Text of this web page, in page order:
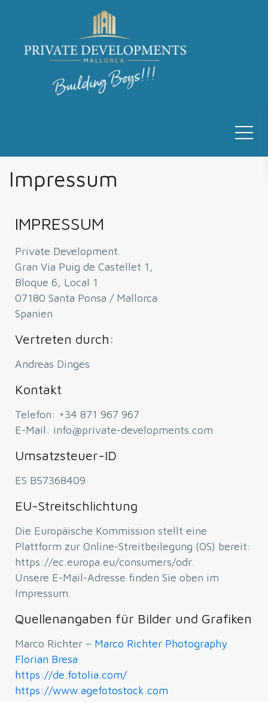
Impressum
IMPRESSUM
Private Development.
Gran Via Puig de Castellet 1,
Bloque 6, Local 1
07180 Santa Ponsa / Mallorca
Spanien
Vertreten durch:
Andreas Dinges
Kontakt
Telefon: +34 871 967 967
E-Mail: info@private-developments.com
Umsatzsteuer-ID
ES B57368409
EU-Streitschlichtung
Die Europäische Kommission stellt eine
Plattform zur Online-Streitbeilegung (OS) bereit:
https://ec.europa.eu/consumers/odr.
Unsere E-Mail-Adresse finden Sie oben im
Impressum.
Quellenangaben für Bilder und Grafiken
Marco Richter – Marco Richter Photography
Florian Bresa
https://de.fotolia.com/
https://www.agefotostock.com